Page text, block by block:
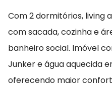
Com 2 dormitórios, living
com sacada, cozinha e
banheiro social. Imóvel
Junker e água aquecida
oferecendo maior